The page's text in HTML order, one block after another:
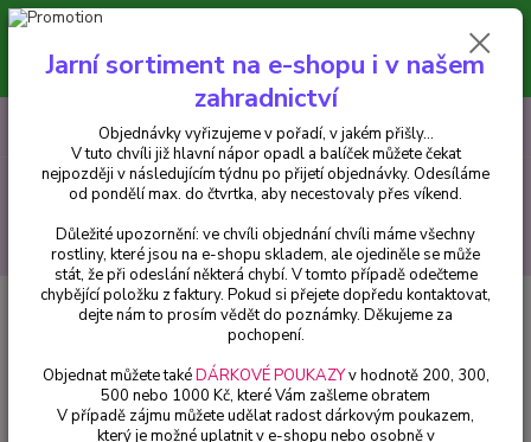
Minimální hodnota pro odeslání z e-shopu je 300 Kč.
V tuto chvíli již hlavní nápor objednávek opadl a balíček můžete čekat
nejpozději v následujícím týdnu po přijetí objednávky. Objednávky
vyřizujeme v pořadí, v jakém přišly...
Menu
CZK
Hledat
+420 602 223 614
Úvod Trvalky Veronica Spicata Blue Bouquet
Veronica Spicata Blue Bouquet
Jarní sortiment na e-shopu i v našem
zahradnictví
Objednávky vyřizujeme v pořadí, v jakém přišly...
V tuto chvíli již hlavní nápor opadl a balíček můžete čekat
nejpozději v následujícím týdnu po přijetí objednávky. Odesíláme
od pondělí max. do čtvrtka, aby necestovaly přes víkend.
Důležité upozornění: ve chvíli objednání chvíli máme všechny
rostliny, které jsou na e-shopu skladem, ale ojediněle se může
stát, že při odeslání některá chybí. V tomto případě odečteme
chybějící položku z faktury. Pokud si přejete dopředu kontaktovat,
dejte nám to prosím vědět do poznámky. Děkujeme za
pochopení.
Objednat můžete takéDÁRKOVÉ POUKAZYv hodnotě 200, 300,
500 nebo 1000 Kč, které Vám zašleme obratem
V případě zájmu můžete udělat radost dárkovým poukazem,
který je možné uplatnit v e-shopu nebo osobně v